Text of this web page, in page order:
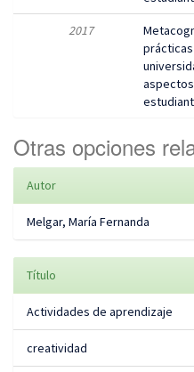
2017
prácticas
Otras opciones
Autor
Melgar, María Fernanda
Título
Actividades de aprendizaje
creatividad